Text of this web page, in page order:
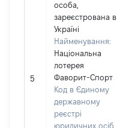
5
особа,
зареєстрована в
Україні
Найменування:
Національна
лотерея
Фаворит-Спорт
Код в Єдиному
державному
реєстрі
юридичних осіб,